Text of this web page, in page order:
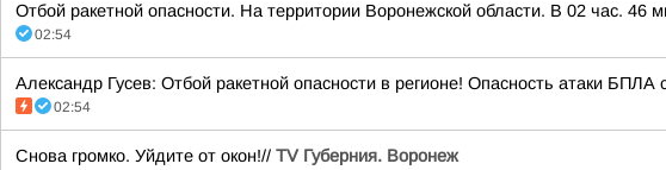
Отбой ракетной опасности. На территории Воронежской области. В 02 час. 46
02:54
Александр Гусев: Отбой ракетной опасности в регионе! Опасность атаки
02:54
Снова громко. Уйдите от окон!// TV Губерния. Воронеж